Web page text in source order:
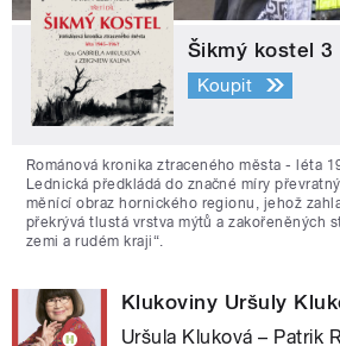
Šikmý kostel 3
Koupit
Románová kronika ztraceného města - léta
Lednická předkládá do značné míry
měnící obraz hornického regionu, jehož
překrývá tlustá vrstva mýtů a zakořeněných
zemi a rudém kraji“.
Klukoviny Uršuly
Uršula Kluková – Patrik